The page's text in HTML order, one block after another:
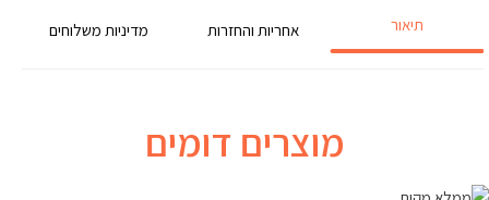
תיאור אחריות והחזרות מדיניות משלוחים
מוצרים דומים